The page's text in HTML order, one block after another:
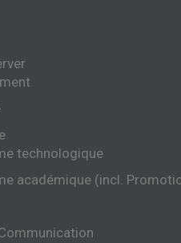
technologique
académique (incl.